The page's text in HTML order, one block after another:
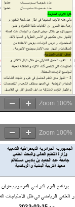
Zoom 100%
Zoom 100%